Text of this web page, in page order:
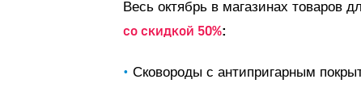
Весь октябрь в магазинах товаров
со скидкой 50%:
• Сковороды с антипригарным